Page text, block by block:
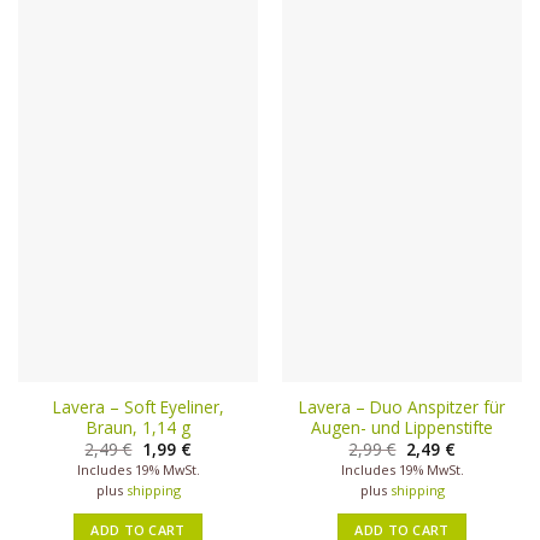
Lavera – Soft Eyeliner,
Braun, 1,14 g
2,49€ 1,99 €
Includes 19% MwSt.
plus shipping
ADD TO CART
Lavera – Duo Anspitzer für
Augen- und Lippenstifte
2,99€ 2,49 €
Includes 19% MwSt.
plus shipping
ADD TO CART